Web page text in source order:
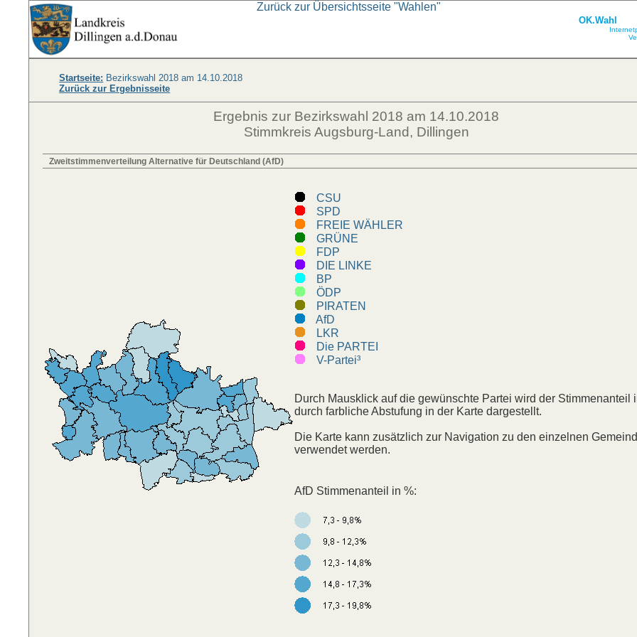
OK.Wahl
Zurück zur Übersichtsseite "Wahlen"
Startseite: Bezirkswahl 2018 am 14.10.2018
Zurück zur Ergebnisseite
Ergebnis zur Bezirkswahl 2018 am 14.10.2018
Stimmkreis Augsburg-Land, Dillingen
Zweitstimmenverteilung Alternative für Deutschland (AfD)
CSU
SPD
FREIE WÄHLER
GRÜNE
FDP
DIE LINKE
BP
ÖDP
PIRATEN
AfD
LKR
Die PARTEI
V-Partei³
Durch Mausklick auf die gewünschte Partei wird der Stimmenanteil
durch farbliche Abstufung in der Karte dargestellt.
Die Karte kann zusätzlich zur Navigation zu den einzelnen
verwendet werden.
AfD Stimmenanteil in %: